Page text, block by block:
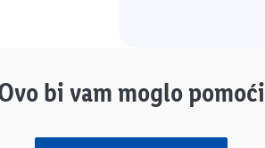
bi vam moglo pomoći